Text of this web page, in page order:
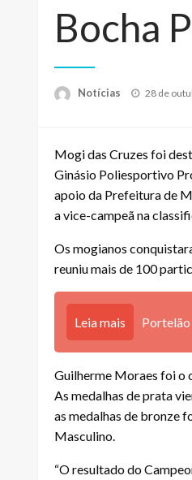
Bocha
Notícias
Posted
28 de
Mogi das Cruzes foi
Ginásio Poliesportivo
apoio da Prefeitura de
a vice-campeã na
Os mogianos
reuniu mais de 100
Leia mais Portelão
Guilherme Moraes foi o
As medalhas de prata
as medalhas de bronze
Masculino.
“O resultado do